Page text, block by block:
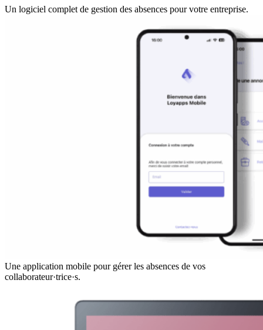
Un logiciel complet de gestion des absences pour votre entreprise.
Une application mobile pour gérer les absences de vos
collaborateur·trice·s.